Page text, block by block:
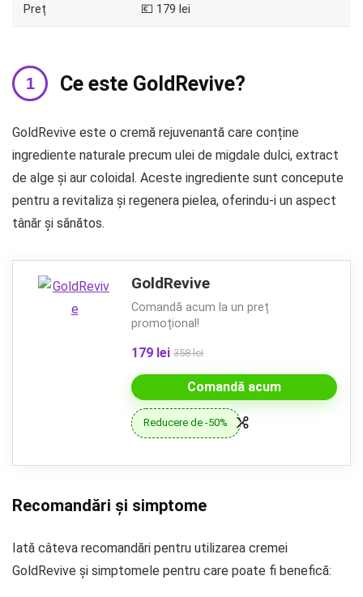
Preț 💶 179 lei
Ce este GoldRevive?
GoldRevive este o cremă rejuvenantă care conține
ingrediente naturale precum ulei de migdale dulci, extract
de alge și aur coloidal. Aceste ingrediente sunt concepute
pentru a revitaliza și regenera pielea, oferindu-i un aspect
tânăr și sănătos.
GoldRevive
Comandă acum la un preț
promoțional!
179 lei 358 lei
Comandă acum
Reducere de -50%
Recomandări și simptome
Iată câteva recomandări pentru utilizarea cremei
GoldRevive și simptomele pentru care poate fi benefică: